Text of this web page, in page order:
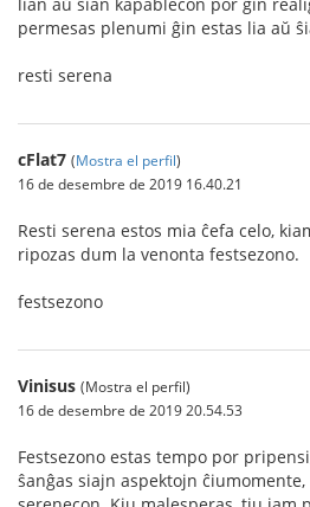
permesas plenumi ĝin estas lia aŭ
resti serena
cFlat7 (Mostra el perfil)
16 de desembre de 2019 16.40.21
Resti serena estos mia ĉefa celo,
ripozas dum la venonta festsezono.
festsezono
Vinisus (Mostra el perfil)
16 de desembre de 2019 20.54.53
Festsezono estas tempo por
ŝanĝas siajn aspektojn